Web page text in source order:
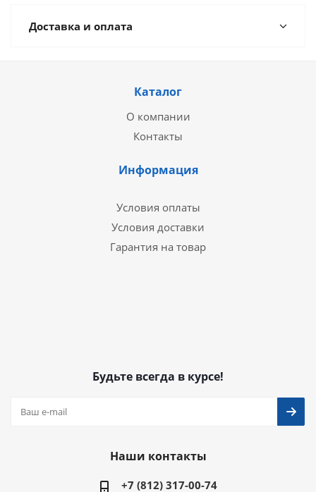
Доставка и оплата
Каталог
О компании
Контакты
Информация
Условия оплаты
Условия доставки
Гарантия на товар
Будьте всегда в курсе!
Наши контакты
+7 (812) 317-00-74